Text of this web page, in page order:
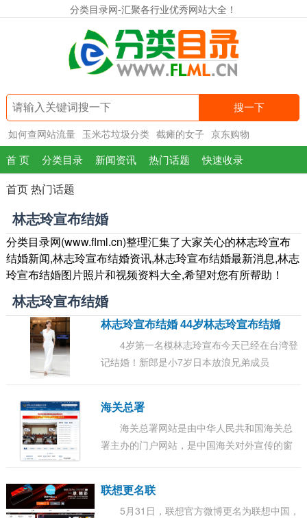
分类目录网-汇聚各行业优秀网站大全！
搜一下
如何查网站流量 玉米芯垃圾分类 截瘫的女子 京东购物
首 页 分类目录 新闻资讯 热门话题 快速收录
首页热门话题
林志玲宣布结婚
分类目录网(www.flml.cn)整理汇集了大家关心的林志玲宣布
结婚新闻,林志玲宣布结婚资讯,林志玲宣布结婚最新消息,林志
玲宣布结婚图片照片和视频资料大全,希望对您有所帮助！
林志玲宣布结婚
林志玲宣布结婚 44岁林志玲宣布结婚
4岁第一名模林志玲宣布今天已经在台湾登
记结婚！新郎是小7岁日本放浪兄弟成员
候。 林志...
海关总署
海关总署网站是由中华人民共和国海关总
署主办的门户网站，是中国海关对外宣传的窗
流互...
联想更名联
5月31日，联想官方微博更名为联想中国，